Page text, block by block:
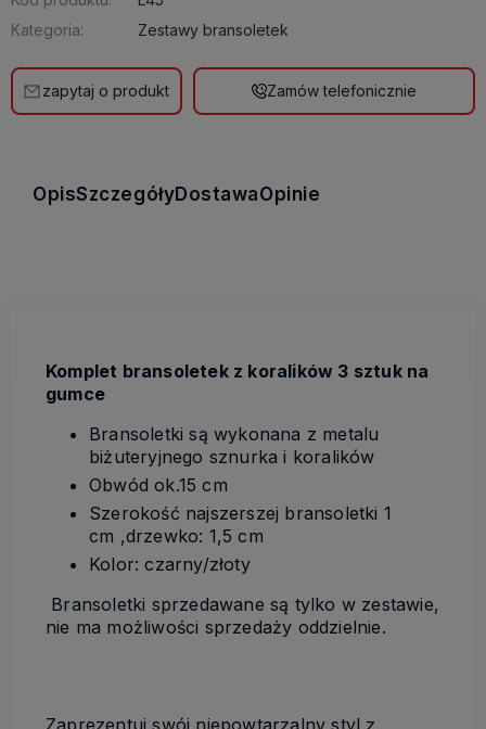
Kategoria:
Zestawy bransoletek
zapytaj o produkt Zamów telefonicznie
OpisSzczegółyDostawaOpinie
Komplet bransoletek z koralików 3 sztuk na
gumce
Bransoletki są wykonana z metalu
biżuteryjnego sznurka i koralików
Obwód ok.15 cm
Szerokość najszerszej bransoletki 1
cm ,drzewko: 1,5 cm
Kolor: czarny/złoty
Bransoletki sprzedawane są tylko w zestawie,
nie ma możliwości sprzedaży oddzielnie.
Zaprezentuj swój niepowtarzalny styl z